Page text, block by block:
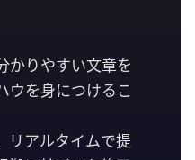
かりやすい文章を
ウを身につけるこ
リアルタイムで提